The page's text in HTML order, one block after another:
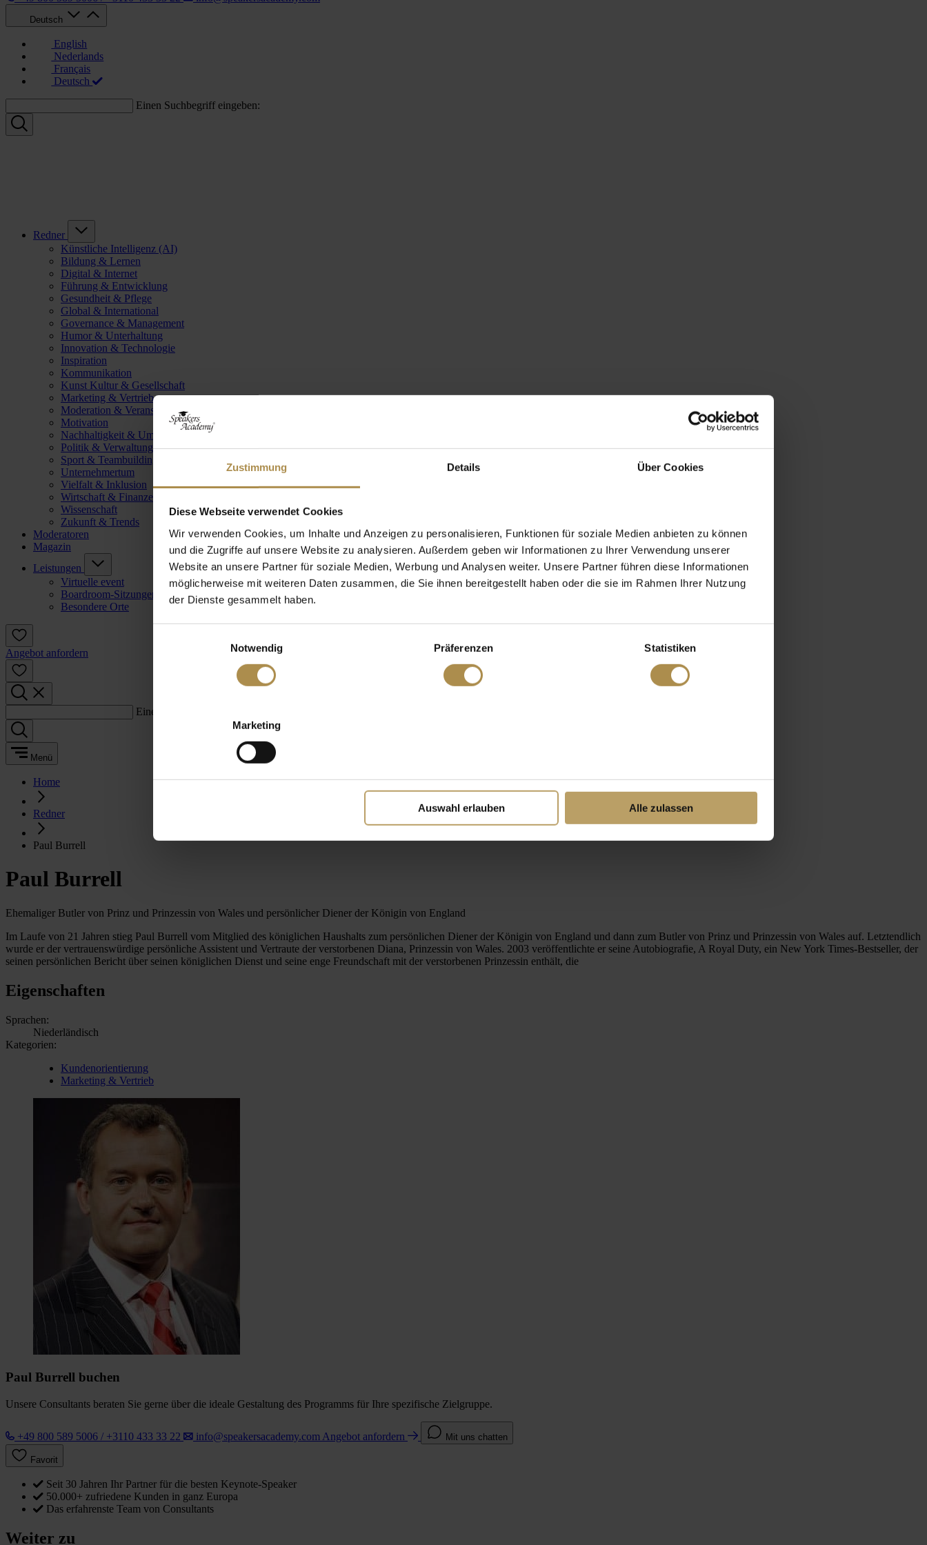
Zustimmung Details Über Cookies
Diese Webseite verwendet Cookies
Wir verwenden Cookies, um Inhalte und Anzeigen zu personalisieren, Funktionen für soziale Medien anbieten zu können
und die Zugriffe auf unsere Website zu analysieren. Außerdem geben wir Informationen zu Ihrer Verwendung unserer
Website an unsere Partner für soziale Medien, Werbung und Analysen weiter. Unsere Partner führen diese Informationen
möglicherweise mit weiteren Daten zusammen, die Sie ihnen bereitgestellt haben oder die sie im Rahmen Ihrer Nutzung
der Dienste gesammelt haben.
Notwendig
Präferenzen Statistiken
Marketing
Auswahl erlauben Alle zulassen
Deutsch
English
Nederlands
Français
Deutsch
Einen Suchbegriff eingeben:
Redner
Künstliche Intelligenz (AI)
Bildung & Lernen
Digital & Internet
Führung & Entwicklung
Gesundheit & Pflege
Global & International
Governance & Management
Humor & Unterhaltung
Innovation & Technologie
Inspiration
Kommunikation
Kunst Kultur & Gesellschaft
Marketing & Vertrieb
Moderation & Veranstaltungsleitung
Motivation
Nachhaltigkeit & Umwelt
Politik & Verwaltung
Sport & Teambuilding
Unternehmertum
Vielfalt & Inklusion
Wirtschaft & Finanzen
Wissenschaft
Zukunft & Trends
Moderatoren
Magazin
Leistungen
Virtuelle event
Boardroom-Sitzungen
Besondere Orte
Angebot anfordern
Einen Suchbegriff eingeben:
Menü
Home
Redner
Paul Burrell
Paul Burrell
Ehemaliger Butler von Prinz und Prinzessin von Wales und persönlicher Diener der Königin von England
Im Laufe von 21 Jahren stieg Paul Burrell vom Mitglied des königlichen Haushalts zum persönlichen Diener der Königin von England und dann zum Butler von Prinz und Prinzessin von Wales auf. Letztendlich
wurde er der vertrauenswürdige persönliche Assistent und Vertraute der verstorbenen Diana, Prinzessin von Wales. 2003 veröffentlichte er seine Autobiografie, A Royal Duty, ein New York Times-Bestseller, der
seinen persönlichen Bericht über seinen königlichen Dienst und seine enge Freundschaft mit der verstorbenen Prinzessin enthält, die
Eigenschaften
Sprachen:
Niederländisch
Kategorien:
Kundenorientierung
Marketing & Vertrieb
Paul Burrell buchen
Unsere Consultants beraten Sie gerne über die ideale Gestaltung des Programms für Ihre spezifische Zielgruppe.
+49 800 589 5006 / +3110 433 33 22 info@speakersacademy.com Angebot anfordern Mit uns chatten
Favorit
Seit 30 Jahren Ihr Partner für die besten Keynote-Speaker
50.000+ zufriedene Kunden in ganz Europa
Das erfahrenste Team von Consultants
Weiter zu